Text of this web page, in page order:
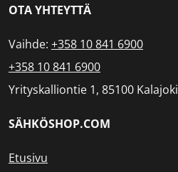
OTA YHTEYTTÄ
Vaihde: +358 10 841 6900
+358 10 841 6900
Yrityskalliontie 1, 85100 Kalajoki
SÄHKÖSHOP.COM
Etusivu